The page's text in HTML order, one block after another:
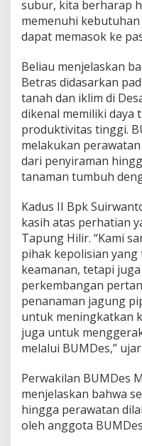
subur, kita berharap
memenuhi
dapat memasok ke
Beliau menjelaskan
Betras didasarkan
tanah dan iklim di
dikenal memiliki daya
produktivitas tinggi.
melakukan
dari penyiraman
tanaman tumbuh
Kadus II Bpk
kasih atas perhatian
Tapung Hilir. “Kami
pihak kepolisian yang
keamanan, tetapi
perkembangan
penanaman jagung
untuk meningkatkan
juga untuk
melalui BUMDes,”
Perwakilan BUMDes
menjelaskan bahwa
hingga perawatan
oleh anggota